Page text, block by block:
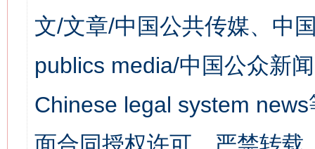
文/文章/中国公共传媒、中
publics media/中国公众新
Chinese legal system